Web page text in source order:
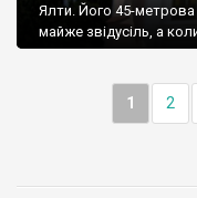
Ялти. Його 45-метрова
майже звідусіль, а
1 2